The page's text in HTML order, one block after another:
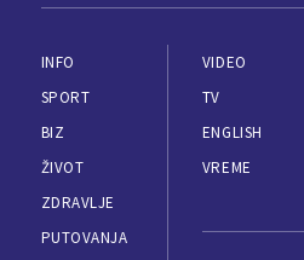
INFO
SPORT
BIZ
ŽIVOT
ZDRAVLJE
PUTOVANJA
VIDEO
TV
ENGLISH
VREME